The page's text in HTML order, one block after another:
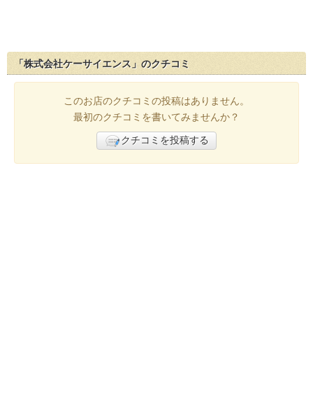
「株式会社ケーサイエンス」のクチコミ
このお店のクチコミの投稿はありません。
最初のクチコミを書いてみませんか？
クチコミを投稿する